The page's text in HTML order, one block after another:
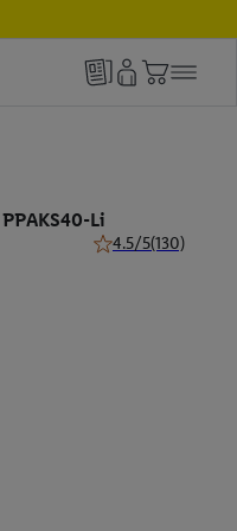
Li
4.5/5(130)